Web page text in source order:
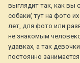
выглядит так, как вы
собаки( тут на фото
лет, для фото или
не знакомым
удавках, а так
постоянно